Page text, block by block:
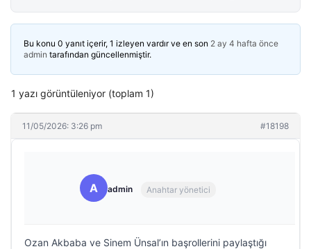
Bu konu 0 yanıt içerir, 1 izleyen vardır ve en son 2 ay 4 hafta önce
admin tarafından güncellenmiştir.
1 yazı görüntüleniyor (toplam 1)
11/05/2026: 3:26 pm #18198
A admin Anahtar yönetici
Ozan Akbaba ve Sinem Ünsal’ın başrollerini paylaştığı